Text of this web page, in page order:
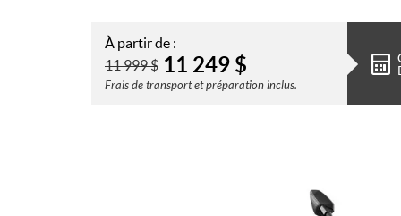
À partir de :
11 999$ 11 249 $
Frais de transport et préparation inclus.